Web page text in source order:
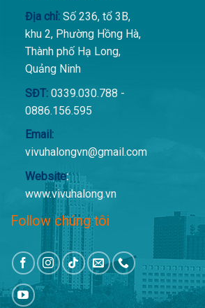
Địa chỉ:Số 236, tổ 3B,
khu 2, Phường Hồng Hà,
Thành phố Hạ Long,
Quảng Ninh
SĐT:0339.030.788 -
0886.156.595
Email:
vivuhalongvn@gmail.com
Website:
www.vivuhalong.vn
Follow chúng tôi